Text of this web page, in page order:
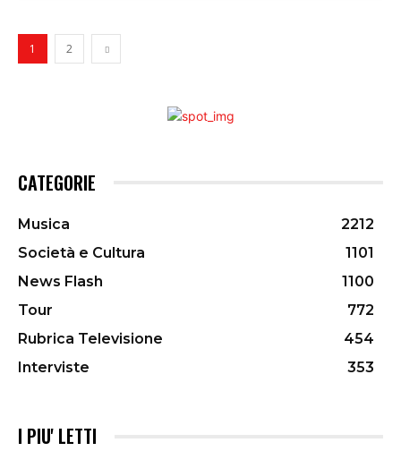
1 2
CATEGORIE
Musica
2212
Società e Cultura
1101
News Flash
1100
Tour
772
Rubrica Televisione
454
Interviste
353
I PIU' LETTI